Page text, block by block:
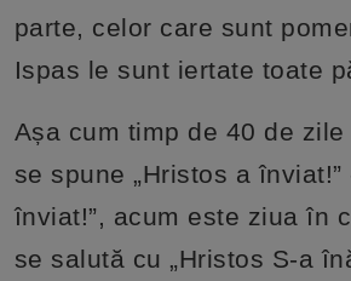
parte, celor care sunt
Ispas le sunt iertate toate
Așa cum timp de 40 de
se spune „Hristos a înviat!”
înviat!”, acum este ziua în
se salută cu „Hristos S-a